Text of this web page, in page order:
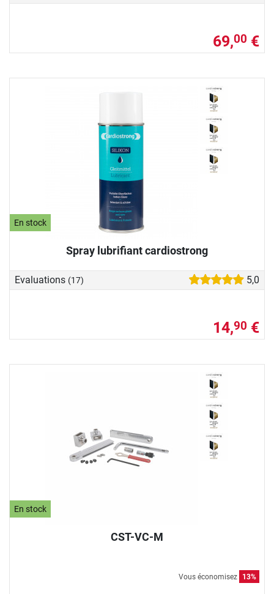
69,00 €
En stock
Spray lubrifiant cardiostrong
Evaluations (17) 5,0
14,90 €
En stock
CST-VC-M
Vous économisez 13%